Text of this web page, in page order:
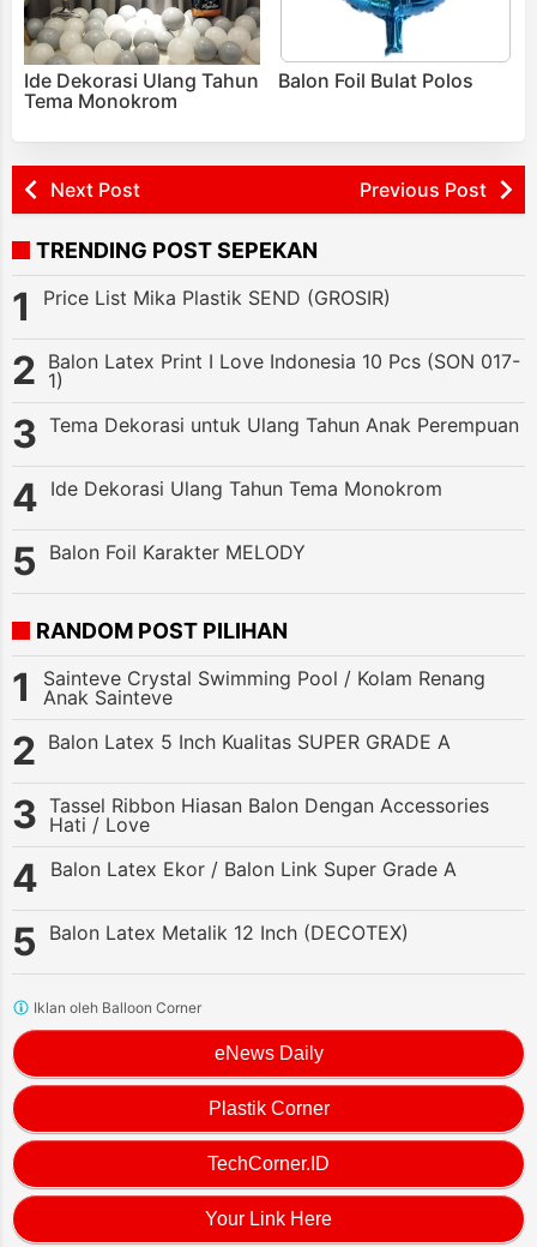
Ide Dekorasi Ulang Tahun
Tema Monokrom
Balon Foil Bulat Polos
Next Post Previous Post
TRENDING POST SEPEKAN
Price List Mika Plastik SEND (GROSIR)
Balon Latex Print I Love Indonesia 10 Pcs (SON 017-
1)
Tema Dekorasi untuk Ulang Tahun Anak Perempuan
Ide Dekorasi Ulang Tahun Tema Monokrom
Balon Foil Karakter MELODY
RANDOM POST PILIHAN
Sainteve Crystal Swimming Pool / Kolam Renang
Anak Sainteve
Balon Latex 5 Inch Kualitas SUPER GRADE A
Tassel Ribbon Hiasan Balon Dengan Accessories
Hati / Love
Balon Latex Ekor / Balon Link Super Grade A
Balon Latex Metalik 12 Inch (DECOTEX)
eNews Daily
Plastik Corner
TechCorner.ID
Your Link Here
Iklan oleh Balloon Corner